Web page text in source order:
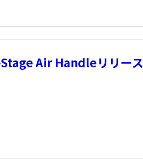
Air Handleリリース